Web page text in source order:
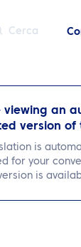
Cerca
viewing an
version of
is
for your
is